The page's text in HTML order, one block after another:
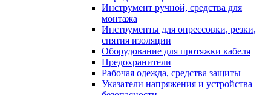
Инструмент ручной, средства для
монтажа
Инструменты для опрессовки, резки,
снятия изоляции
Оборудование для протяжки кабеля
Предохранители
Рабочая одежда, средства защиты
Указатели напряжения и устройства